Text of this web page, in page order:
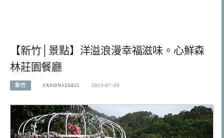
【新竹│景點】洋溢浪漫幸福滋味。心鮮森
林莊園餐廳
新竹 JASON123455 2013-07-29